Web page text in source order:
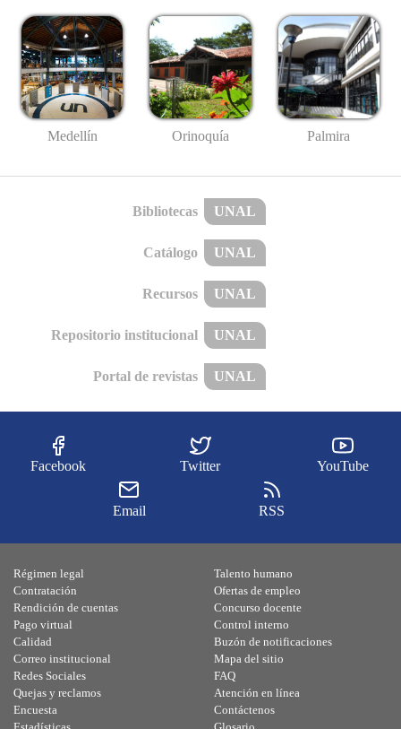
Medellín Orinoquía Palmira
Bibliotecas UNAL
Catálogo UNAL
Recursos UNAL
Repositorio institucional UNAL
Portal de revistas UNAL
Facebook Twitter YouTube
Email RSS
Régimen legal
Contratación
Rendición de cuentas
Pago virtual
Calidad
Talento humano
Ofertas de empleo
Concurso docente
Control interno
Buzón de notificaciones
Correo institucional
Redes Sociales
Quejas y reclamos
Encuesta
Mapa del sitio
FAQ
Atención en línea
Contáctenos